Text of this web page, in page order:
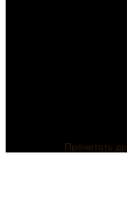
Прочитать